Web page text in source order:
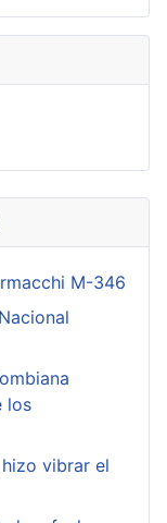
M-346
los
vibrar el